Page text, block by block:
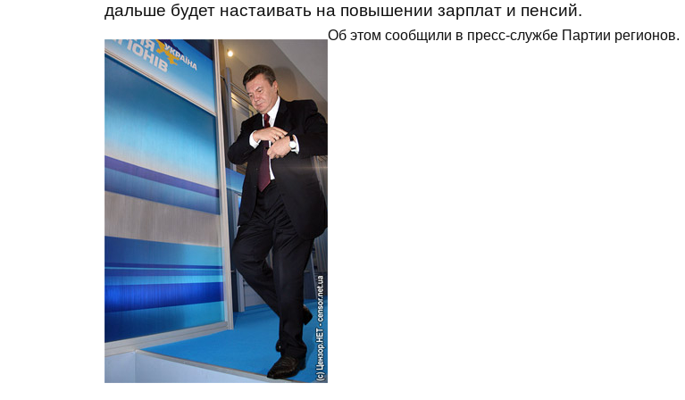
дальше будет настаивать на повышении зарплат и пенсий.
Об этом сообщили в пресс-службе Партии регионов.